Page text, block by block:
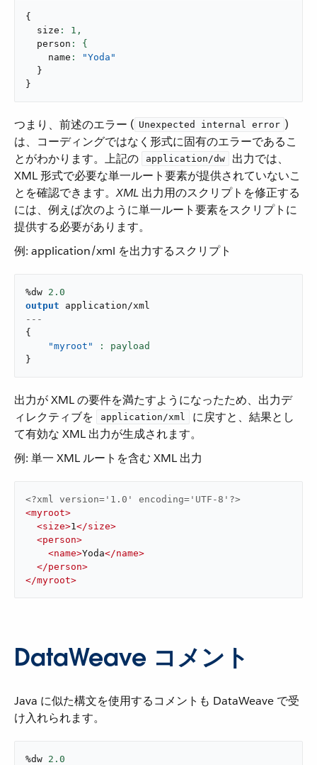
{
  size
: 1 ,
  person
    name
:
"Yoda"
}
}
つまり、前述のエラー (​ Unexpected internal error ​)
は、コーディングではなく形式に固有のエラーであるこ
とがわかります。上記の ​
application/dw
​ 出力では、
XML 形式で必要な単一ルート要素が提供されていないこ
とを確認できます。​XML ​ 出力用のスクリプトを修正する
には、例えば次のように単一ルート要素をスクリプトに
提供する必要があります。
例: application/xml を出力するスクリプト
%dw 2.0
output
application/xml
---
{
"myroot"
}
出力が XML の要件を満たすようになったため、出力デ
ィレクティブを ​
application/xml
​ に戻すと、結果とし
て有効な XML 出力が生成されます。
例: 単一 XML ルートを含む XML 出力
<?xml version='1.0' encoding='UTF-8'?>
<myroot>
<size>1</size>
<person>
<name>Yoda</name>
</person>
</myroot>
DataWeave コメント
Java に似た構文を使用するコメントも DataWeave で受
け入れられます。
%dw 2.0